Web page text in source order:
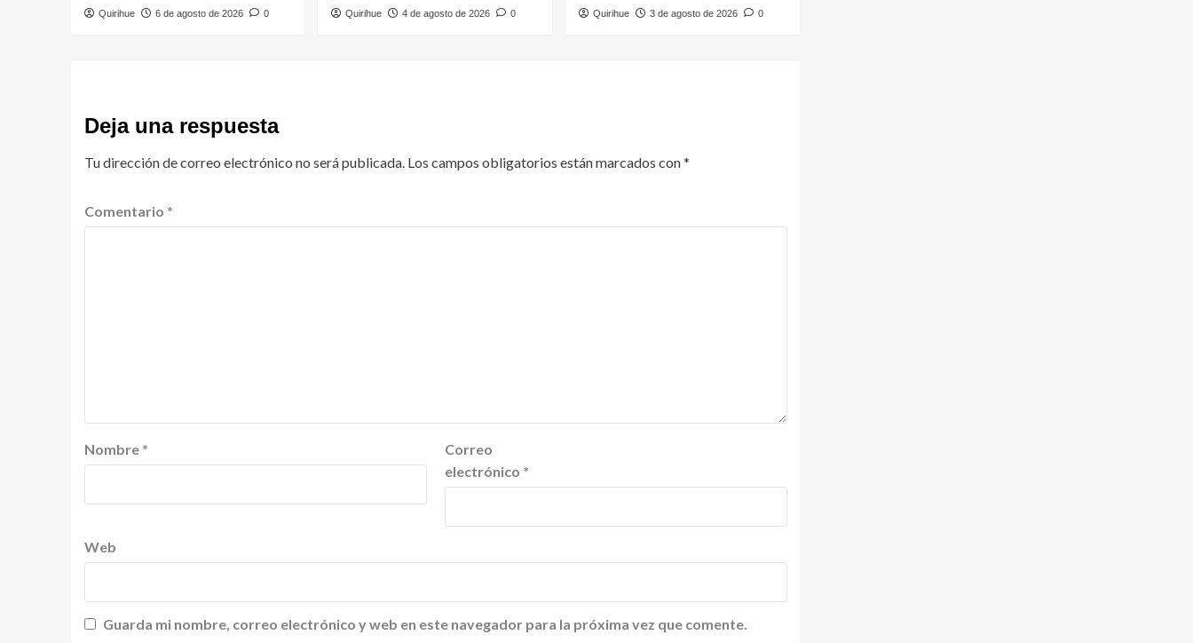
Quirihue 6 de agosto de 2026 0 Quirihue 4 de agosto de 2026 0 Quirihue 3 de agosto de 2026 0
Deja una respuesta
Tu dirección de correo electrónico no será publicada. Los campos obligatorios están marcados con*
Comentario *
Nombre *
Correo
electrónico *
Web
Guarda mi nombre, correo electrónico y web en este navegador para la próxima vez que comente.